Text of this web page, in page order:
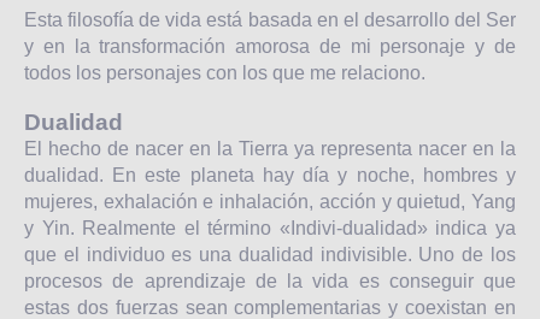
Esta filosofía de vida está basada en el desarrollo del Ser
y en la transformación amorosa de mi personaje y de
todos los personajes con los que me relaciono.
Dualidad
El hecho de nacer en la Tierra ya representa nacer en la
dualidad. En este planeta hay día y noche, hombres y
mujeres, exhalación e inhalación, acción y quietud, Yang
y Yin. Realmente el término «Indivi-dualidad» indica ya
que el individuo es una dualidad indivisible. Uno de los
procesos de aprendizaje de la vida es conseguir que
estas dos fuerzas sean complementarias y coexistan en